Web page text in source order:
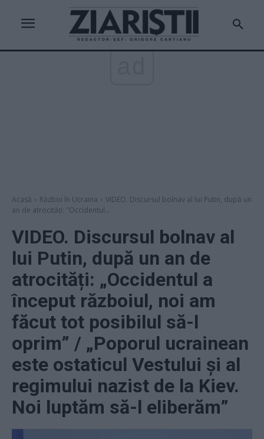
Acasă Război în Ucraina
VIDEO. Discursul bolnav al lui Putin, după un
an de atrocități: "Occidentul...
VIDEO. Discursul bolnav al
lui Putin, după un an de
atrocități: „Occidentul a
început războiul, noi am
făcut tot posibilul să-l
oprim” / „Poporul ucrainean
este ostaticul Vestului și al
regimului nazist de la Kiev.
Noi luptăm să-l eliberăm”